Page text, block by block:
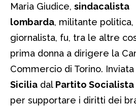
Maria Giudice, sindacalista
lombarda, militante politica,
giornalista, fu, tra le altre
prima donna a dirigere la
Commercio di Torino. Inviata
Sicilia dal Partito
per supportare i diritti dei